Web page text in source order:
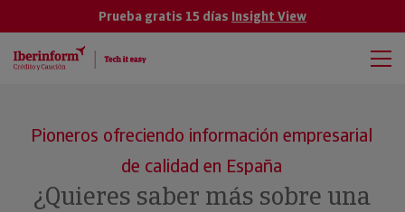
Prueba gratis 15 días Insight View
Pioneros ofreciendo información empresarial
de calidad en España
¿Quieres saber más sobre una